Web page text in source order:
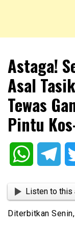
Astaga!
Asal
Tewas
Pintu
WhatsApp
Listen to this
Diterbitkan